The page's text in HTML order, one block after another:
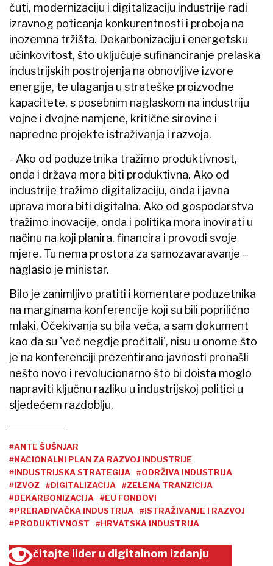
čuti, modernizaciju i digitalizaciju industrije radi
izravnog poticanja konkurentnosti i proboja na
inozemna tržišta. Dekarbonizaciju i energetsku
učinkovitost, što uključuje sufinanciranje prelaska
industrijskih postrojenja na obnovljive izvore
energije, te ulaganja u strateške proizvodne
kapacitete, s posebnim naglaskom na industriju
vojne i dvojne namjene, kritične sirovine i
napredne projekte istraživanja i razvoja.
- Ako od poduzetnika tražimo produktivnost,
onda i država mora biti produktivna. Ako od
industrije tražimo digitalizaciju, onda i javna
uprava mora biti digitalna. Ako od gospodarstva
tražimo inovacije, onda i politika mora inovirati u
načinu na koji planira, financira i provodi svoje
mjere. Tu nema prostora za samozavaravanje –
naglasio je ministar.
Bilo je zanimljivo pratiti i komentare poduzetnika
na marginama konferencije koji su bili poprilično
mlaki. Očekivanja su bila veća, a sam dokument
kao da su 'već negdje pročitali', nisu u onome što
je na konferenciji prezentirano javnosti pronašli
nešto novo i revolucionarno što bi doista moglo
napraviti ključnu razliku u industrijskoj politici u
sljedećem razdoblju.
#ANTE ŠUŠNJAR
#NACIONALNI PLAN ZA RAZVOJ INDUSTRIJE
#INDUSTRIJSKA STRATEGIJA
#ODRŽIVA INDUSTRIJA
#IZVOZ
#DIGITALIZACIJA
#ZELENA TRANZICIJA
#DEKARBONIZACIJA
#EU FONDOVI
#PRERAĐIVAČKA INDUSTRIJA
#ISTRAŽIVANJE I RAZVOJ
#PRODUKTIVNOST
#HRVATSKA INDUSTRIJA
čitajte lider u digitalnom izdanju